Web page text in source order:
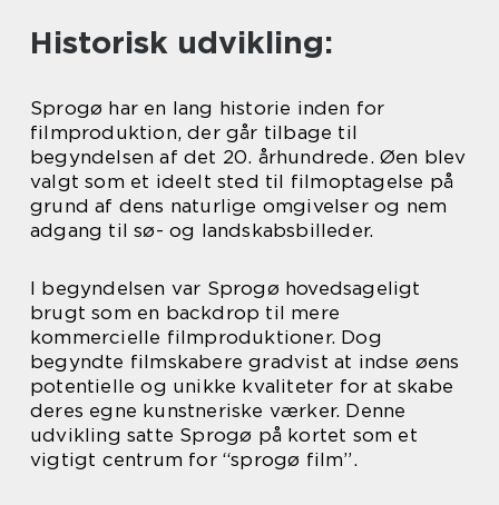
Historisk udvikling:
Sprogø har en lang historie inden for
filmproduktion, der går tilbage til
begyndelsen af det 20. århundrede. Øen blev
valgt som et ideelt sted til filmoptagelse på
grund af dens naturlige omgivelser og nem
adgang til sø- og landskabsbilleder.
I begyndelsen var Sprogø hovedsageligt
brugt som en backdrop til mere
kommercielle filmproduktioner. Dog
begyndte filmskabere gradvist at indse øens
potentielle og unikke kvaliteter for at skabe
deres egne kunstneriske værker. Denne
udvikling satte Sprogø på kortet som et
vigtigt centrum for “sprogø film”.